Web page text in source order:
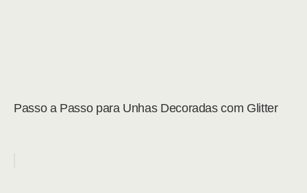
Passo a Passo para Unhas Decoradas com Glitter